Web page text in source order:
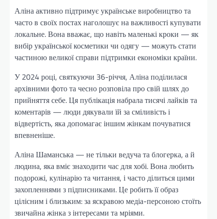
Аліна активно підтримує українське виробництво та
часто в своїх постах наголошує на важливості купувати
локальне. Вона вважає, що навіть маленькі кроки — як
вибір української косметики чи одягу — можуть стати
частиною великої справи підтримки економіки країни.
У 2024 році, святкуючи 36-річчя, Аліна поділилася
архівними фото та чесно розповіла про свій шлях до
прийняття себе. Ця публікація набрала тисячі лайків та
коментарів — люди дякували їй за сміливість і
відвертість, яка допомагає іншим жінкам почуватися
впевненіше.
Аліна Шаманська — не тільки ведуча та блогерка, а й
людина, яка вміє знаходити час для хобі. Вона любить
подорожі, кулінарію та читання, і часто ділиться цими
захопленнями з підписниками. Це робить її образ
цілісним і близьким: за яскравою медіа-персоною стоїть
звичайна жінка з інтересами та мріями.